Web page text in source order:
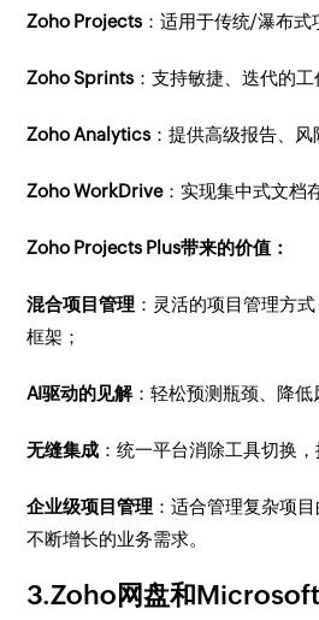
​Zoho Projects ：适用于传统/瀑布式
Zoho Sprints ：支持敏捷、迭代的
Zoho Analytics ：提供高级报告、
Zoho WorkDrive：实现集中式文档
​Zoho Projects Plus带来的价值：
混合项目管理 ：灵活的项目管理方
框架；
AI驱动的见解：轻松预测瓶颈、降低
无缝集成 ：统一平台消除工具切换
企业级项目管理 ：适合管理复杂项
不断增长的业务需求。
3.Zoho网盘和